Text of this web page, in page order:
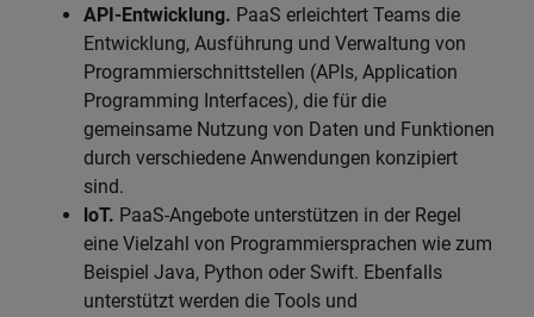
API-Entwicklung. PaaS erleichtert Teams die
Entwicklung, Ausführung und Verwaltung von
Programmierschnittstellen (APIs, Application
Programming Interfaces), die für die
gemeinsame Nutzung von Daten und Funktionen
durch verschiedene Anwendungen konzipiert
sind.
loT. PaaS-Angebote unterstützen in der Regel
eine Vielzahl von Programmiersprachen wie zum
Beispiel Java, Python oder Swift. Ebenfalls
unterstützt werden die Tools und